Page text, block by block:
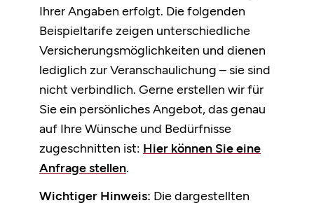
Ihrer Angaben erfolgt. Die folgenden
Beispieltarife zeigen unterschiedliche
Versicherungsmöglichkeiten und dienen
lediglich zur Veranschaulichung – sie sind
nicht verbindlich. Gerne erstellen wir für
Sie ein persönliches Angebot, das genau
auf Ihre Wünsche und Bedürfnisse
zugeschnitten ist: Hier können Sie eine
Anfrage stellen.
Wichtiger Hinweis: Die dargestellten